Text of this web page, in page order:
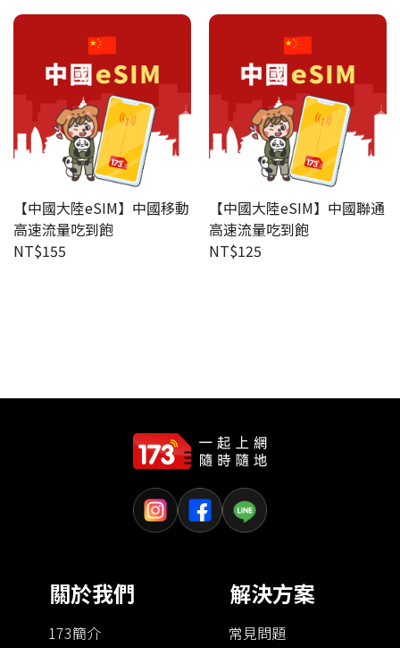
【中國大陸eSIM】中國移動
高速流量吃到飽
NT$155
【中國大陸eSIM】中國聯通
高速流量吃到飽
NT$125
關於我們
173簡介
解決方案
常見問題